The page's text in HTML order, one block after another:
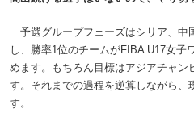
予選グループフェーズはシリア、中
し、勝率1位のチームがFIBA U17女子
めます。もちろん目標はアジアチャン
す。それまでの過程を逆算しながら、
す。